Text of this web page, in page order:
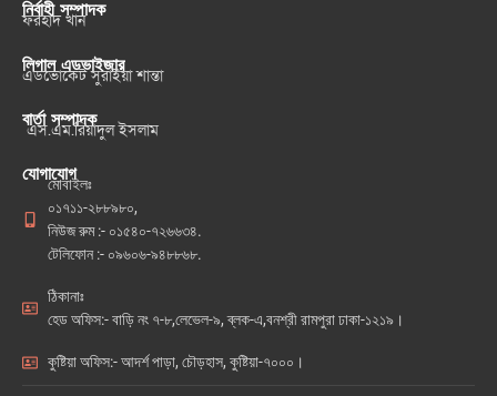
নির্বাহী সম্পাদক
ফরহাদ খান
লিগাল এডভাইজার
এডভোকেট সুরাইয়া শান্তা
বার্তা সম্পাদক
এস.এম.রিয়াদুল ইসলাম
যোগাযোগ
মোবাইলঃ
০১৭১১-২৮৮৯৮০,
নিউজ রুম :- ০১৫৪০-৭২৬৬৩৪.
টেলিফোন :- ০৯৬০৬-৯৪৮৮৬৮.
ঠিকানাঃ
হেড অফিস:- বাড়ি নং ৭-৮,লেভেল-৯, ব্লক-এ,বনশ্রী রামপুরা ঢাকা-১২১৯।
কুষ্টিয়া অফিস:- আদর্শ পাড়া, চৌড়হাস, কুষ্টিয়া-৭০০০।